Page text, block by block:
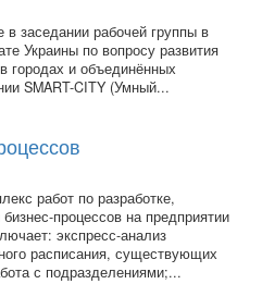
в заседании рабочей группы в
Украины по вопросу развития
городах и объединённых
SMART-CITY (Умный...
работ по разработке,
процессов на предприятии
экспресс-анализ
расписания, существующих
с подразделениями;...